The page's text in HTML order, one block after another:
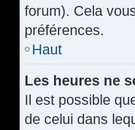
forum). Cela
préférences.
Haut
Les heures ne
Il est possible
de celui dans